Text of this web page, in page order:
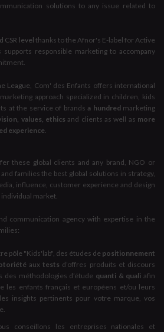
solutions to any issue related to
CSR level thanks to the Afnor's E-label for Active
supports responsible marketing to accompany
League , Com' des Enfants offers international
approach specialized in children, kids
at the service of brands a hundred marketing
values, ethics and clients as well as more
experience
these global clients and any brand, NGO or
families the best global solutions in strategy,
influence, customer experience and design
market.
communication agency with expertise in the
pôle "Kids'lab", des études de positionnement
auxtests d’offres produits et discours
des méthodologies d’étude quanti & quali afin
les enfants français et européens et/ou leurs
insights pertinents pour votre marque, vos
conseillons les entreprises nationales et